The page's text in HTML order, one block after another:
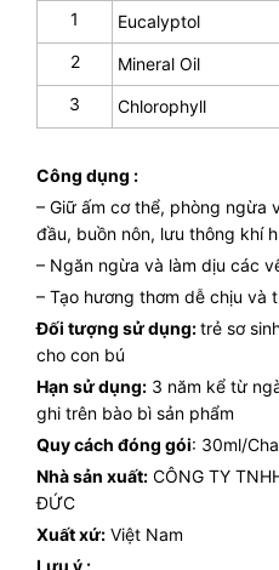
1 Eucalyptol
2 Mineral Oil
3 Chlorophyll
Công dụng :
– Giữ ấm cơ thể, phòng ngừa
đầu, buồn nôn, lưu thông khí
– Ngăn ngừa và làm dịu các
– Tạo hương thơm dễ chịu và
Đối tượng sử dụng:trẻ sơ
cho con bú
Hạn sử dụng: 3 năm kể từ
ghi trên bào bì sản phẩm
Quy cách đóng gói: 30ml/
Nhà sản xuất: CÔNG TY
ĐỨC
Xuất xứ: Việt Nam
Lưu ý :